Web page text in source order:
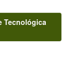
Tecnológica